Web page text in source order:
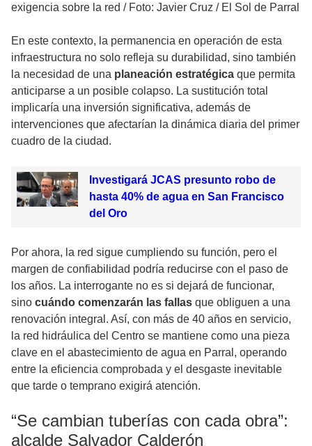
exigencia sobre la red / Foto: Javier Cruz / El Sol de Parral
En este contexto, la permanencia en operación de esta
infraestructura no solo refleja su durabilidad, sino también
la necesidad de una planeación estratégica que permita
anticiparse a un posible colapso. La sustitución total
implicaría una inversión significativa, además de
intervenciones que afectarían la dinámica diaria del primer
cuadro de la ciudad.
Investigará JCAS presunto robo de
hasta 40% de agua en San Francisco
del Oro
Por ahora, la red sigue cumpliendo su función, pero el
margen de confiabilidad podría reducirse con el paso de
los años. La interrogante no es si dejará de funcionar,
sino cuándo comenzarán las fallas que obliguen a una
renovación integral. Así, con más de 40 años en servicio,
la red hidráulica del Centro se mantiene como una pieza
clave en el abastecimiento de agua en Parral, operando
entre la eficiencia comprobada y el desgaste inevitable
que tarde o temprano exigirá atención.
“Se cambian tuberías con cada obra”:
alcalde Salvador Calderón